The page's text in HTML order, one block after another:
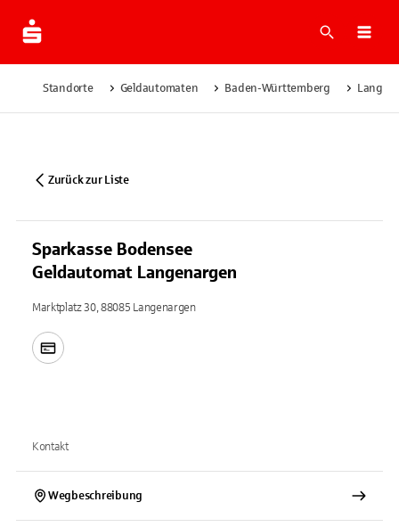
Suche
Standorte Geldautomaten Baden-Württemberg
Zurück zur Liste
Sparkasse Bodensee
Geldautomat Langenargen
Marktplatz 30, 88085 Langenargen
Kontakt
Wegbeschreibung